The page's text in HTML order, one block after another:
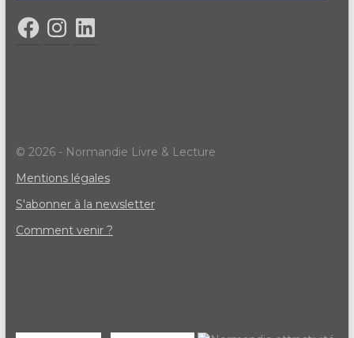
© 2026 - Normandie Livre & Lecture
Mentions légales
S'abonner à la newsletter
Comment venir ?